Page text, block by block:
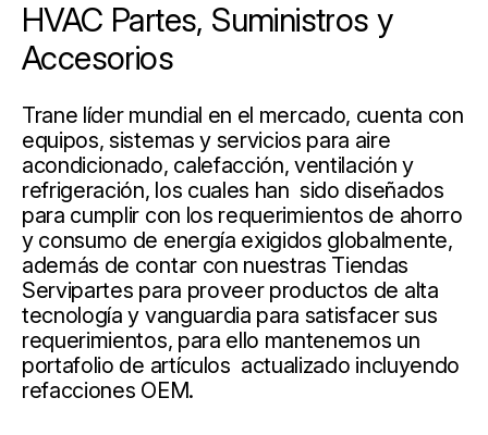
HVAC Partes, Suministros y
Accesorios
Trane líder mundial en el mercado, cuenta con
equipos, sistemas y servicios para aire
acondicionado, calefacción, ventilación y
refrigeración, los cuales han sido diseñados
para cumplir con los requerimientos de ahorro
y consumo de energía exigidos globalmente,
además de contar con nuestras Tiendas
Servipartes para proveer productos de alta
tecnología y vanguardia para satisfacer sus
requerimientos, para ello mantenemos un
portafolio de artículos actualizado incluyendo
refacciones OEM.